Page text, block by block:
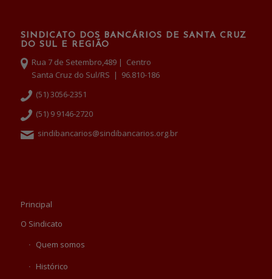
SINDICATO DOS BANCÁRIOS DE SANTA CRUZ
DO SUL E REGIÃO
Rua 7 de Setembro,489 | Centro
Santa Cruz do Sul/RS | 96.810-186
(51) 3056-2351
(51) 9 9146-2720
sindibancarios@sindibancarios.org.br
Principal
O Sindicato
Quem somos
Histórico